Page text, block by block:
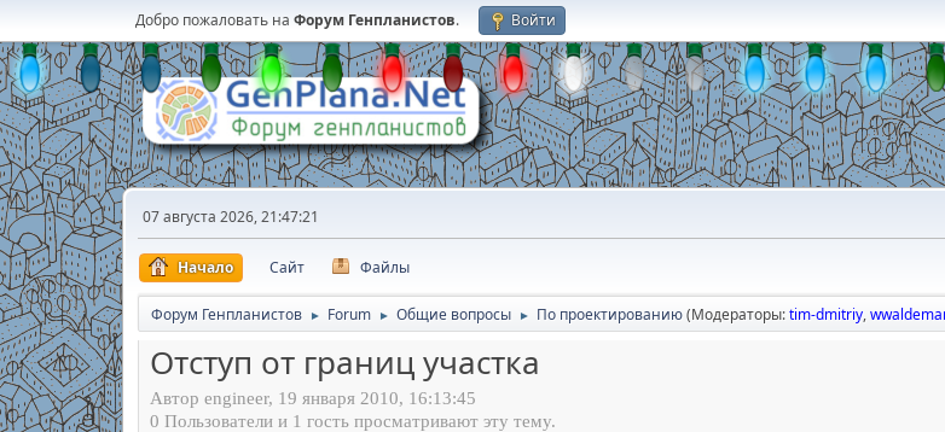
Добро пожаловать на Форум Генпланистов. Войти
07 августа 2026, 21:47:21
Начало Сайт Файлы
Форум Генпланистов ► Forum ► Общие вопросы ► По проектированию(Модераторы:tim-dmitriy,
Отступ от границ участка
Автор engineer, 19 января 2010, 16:13:45
0 Пользователи и 1 гость просматривают эту тему.